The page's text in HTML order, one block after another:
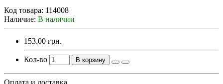
Код товара: 114008
Наличие: В наличии
153.00 грн.
Кол-во В корзину
Оплата и доставка